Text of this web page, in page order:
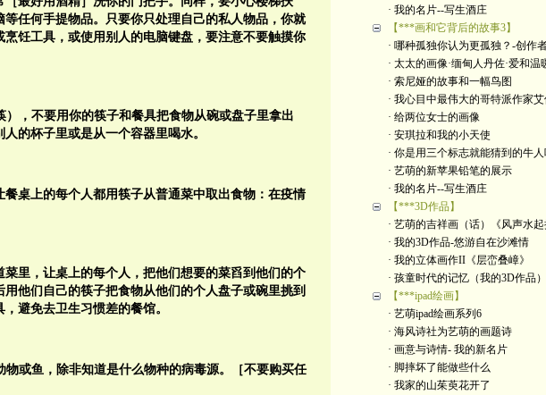
任何手提物品。只要你只处理自己的私人物品，你就
饪工具，或使用别人的电脑键盘，要注意不要触摸你
，不要用你的筷子和餐具把食物从碗或盘子里拿出
的杯子里或是从一个容器里喝水。
桌上的每个人都用筷子从普通菜中取出食物：在疫情
里，让桌上的每个人，把他们想要的菜舀到他们的个
他们自己的筷子把食物从他们的个人盘子或碗里挑到
避免去卫生习惯差的餐馆。
或鱼，除非知道是什么物种的病毒源。［不要购买任
· 我的名片--写生酒庄
【***画和它背后的故事3】
· 哪种孤独你认为更孤独？-创作
· 太太的画像·缅甸人丹佐·爱和温
· 索尼娅的故事和一幅鸟图
· 我心目中最伟大的哥特派作家
· 给两位女士的画像
· 安琪拉和我的小天使
· 你是用三个标志就能猜到的牛
· 艺萌的新苹果铅笔的展示
· 我的名片--写生酒庄
【***3D作品】
· 艺萌的吉祥画（话）《风声水
· 我的3D作品-悠游自在沙滩情
· 我的立体画作II《层峦叠嶂》
· 孩童时代的记忆（我的3D作品）
【***ipad绘画】
· 艺萌ipad绘画系列6
· 海风诗社为艺萌的画题诗
· 画意与诗情- 我的新名片
· 脚摔坏了能做些什么
· 我家的山茱萸花开了